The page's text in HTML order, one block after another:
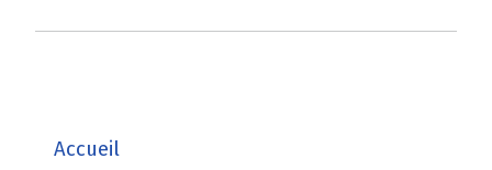
Accueil